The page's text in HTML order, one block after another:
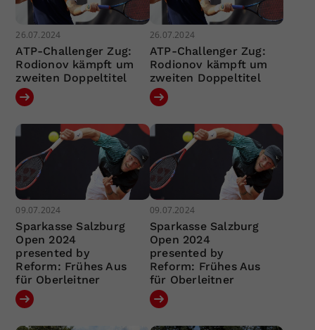
26.07.2024
ATP-Challenger Zug:
Rodionov kämpft um
zweiten Doppeltitel
26.07.2024
ATP-Challenger Zug:
Rodionov kämpft um
zweiten Doppeltitel
09.07.2024
Sparkasse Salzburg
Open 2024
presented by
Reform: Frühes Aus
für Oberleitner
09.07.2024
Sparkasse Salzburg
Open 2024
presented by
Reform: Frühes Aus
für Oberleitner